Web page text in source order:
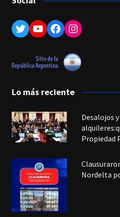
Twitter
YouTube
Facebook
Instagram
Lo más reciente
Desalojos
Propiedad
Nordelta